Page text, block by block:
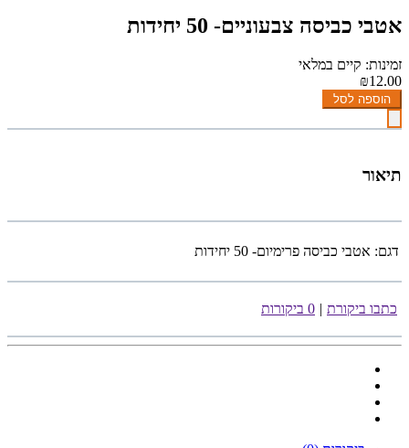
אטבי כביסה צבעוניים- 50 יחידות
זמינות: קיים במלאי
₪12.00
הוספה לסל
תיאור
דגם: אטבי כביסה פרימיום- 50 יחידות
כתבו ביקורת | 0 ביקורות